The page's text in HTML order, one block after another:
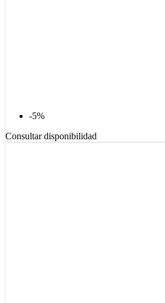
-5%
Consultar disponibilidad